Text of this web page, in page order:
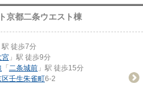
京都二条ウエスト棟
駅 徒歩7分
宮 」駅 徒歩9分
「 二条城前 」駅 徒歩15分
区壬生朱雀町6-2